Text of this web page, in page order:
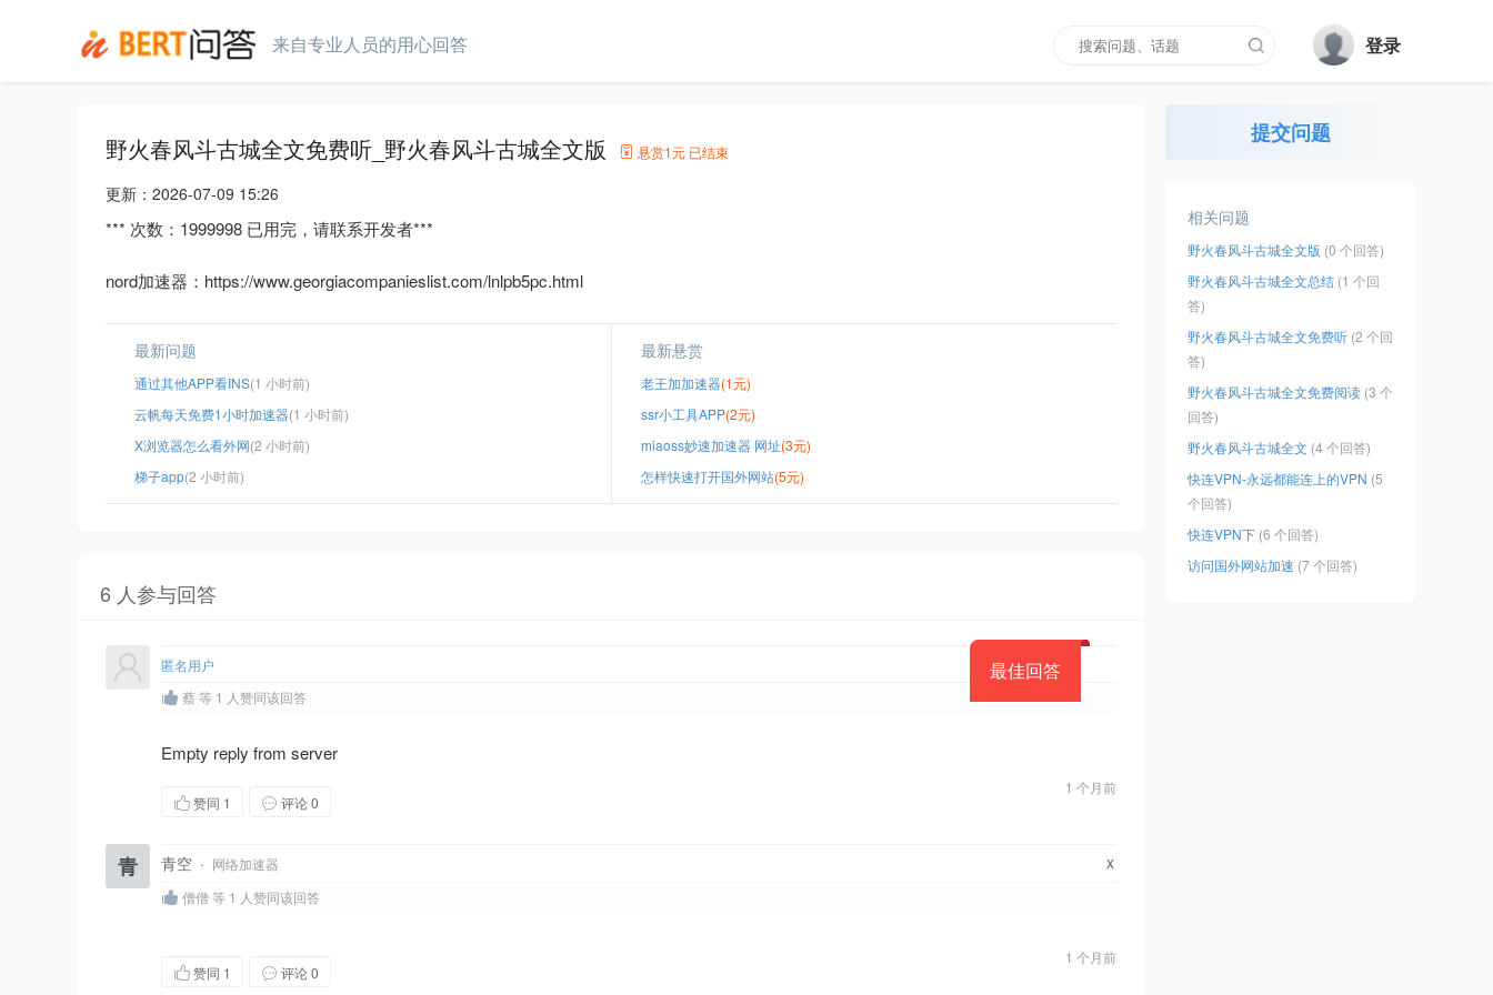
来自专业人员的用心回答 登录
野火春风斗古城全文免费听_野火春风斗古城全文版 悬赏1元 已结束
更新： 2026-07-09 15:26
*** 次数：1999998 已用完，请联系开发者***
nord加速器：https://www.georgiacompanieslist.com/lnlpb5pc.html
最新问题
通过其他APP看INS(1 小时前)
云帆每天免费1小时加速器(1 小时前)
X浏览器怎么看外网(2 小时前)
梯子app(2 小时前)
最新悬赏
老王加加速器(1元)
ssr小工具APP(2元)
miaoss妙速加速器 网址(3元)
怎样快速打开国外网站(5元)
6 人参与回答
最佳回答
匿名用户
蔡 等 1 人赞同该回答
Empty reply from server
1 个月前
赞同 1 评论 0
青 青空 · 网络加速器 x
僧僧 等 1 人赞同该回答
1 个月前
赞同 1 评论 0
提交问题
相关问题
野火春风斗古城全文版 (0 个回答)
野火春风斗古城全文总结 (1 个回
答)
野火春风斗古城全文免费听 (2 个回
答)
野火春风斗古城全文免费阅读 (3 个
回答)
野火春风斗古城全文 (4 个回答)
快连VPN-永远都能连上的VPN (5
个回答)
快连VPN下 (6 个回答)
访问国外网站加速 (7 个回答)